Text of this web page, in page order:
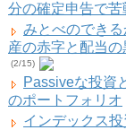
分の確定申告で苦
みとべのでき
産の赤字と配当
(2/15)
Passiveな投資
のポートフォリオ
インデックス